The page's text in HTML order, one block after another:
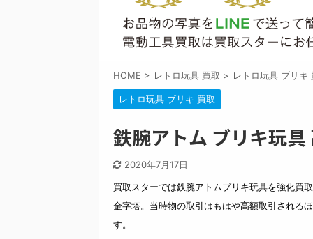
HOME > レトロ玩具 買取 > レトロ玩具 ブリキ
レトロ玩具 ブリキ 買取
鉄腕アトム ブリキ玩
2020年7月17日
買取スターでは鉄腕アトムブリキ玩具を強化買
金字塔。当時物の取引はもはや高額取引される
す。